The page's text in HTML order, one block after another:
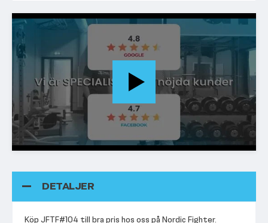
DETALJER
Köp JFTF#104 till bra pris hos oss på Nordic Fighter.